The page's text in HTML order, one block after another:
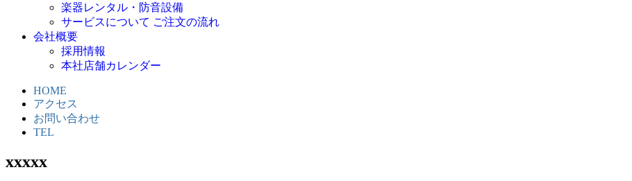
楽器レンタル・防音設備
サービスについて ご注文の流れ
会社概要
採用情報
本社店舗カレンダー
HOME
アクセス
お問い合わせ
TEL
xxxxx